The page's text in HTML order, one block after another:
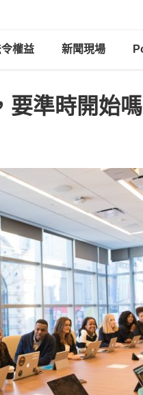
權益 新聞現場
要準時開始